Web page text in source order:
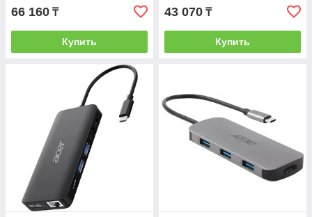
66 160 ₸
Купить
43 070 ₸
Купить